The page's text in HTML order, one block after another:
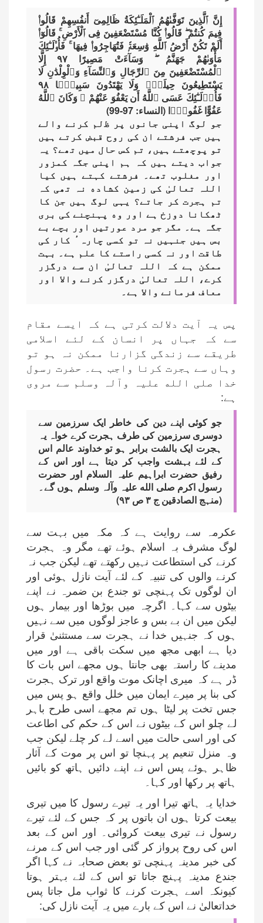
إِنَّ ٱلَّذِينَ تَوَفَّىٰهُمُ ٱلْمَلَـٰٓئِكَةُ ظَالِمِىٓ أَنفُسِهِمْ قَالُوا۟
فِيمَ كُنتُمْ ۖ قَالُوا۟ كُنَّا مُسْتَضْعَفِينَ فِى ٱلْأَرْضِ ۚ قَالُوٓا۟
أَلَمْ تَكُنْ أَرْضُ ٱللَّهِ وَٰسِعَةًۭ فَتُهَاجِرُوا۟ فِيهَا ۚ فَأُو۟لَـٰٓئِكَ
مَأْوَىٰهُمْ جَهَنَّمُ ۖ وَسَآءَتْ مَصِيرًا ۹۷ إِلَّا
ٱلْمُسْتَضْعَفِينَ مِنَ ٱلرِّجَالِ وَٱلنِّسَآءِ وَٱلْوِلْدَٰنِ لَا
يَسْتَطِيعُونَ حِيلَةًۭ وَلَا يَهْتَدُونَ سَبِيلًۭا ۹۸
فَأُو۟لَـٰٓئِكَ عَسَى ٱللَّهُ أَن يَعْفُوَ عَنْهُمْ ۚ وَكَانَ ٱللَّهُ
عَفُوًّا غَفُورًۭا (النساء: 97-99)
جو لوگ اپنی جانوں پر ﻇلم کرنے والے
ہیں جب فرشتے ان کی روح قبض کرتے ہیں
تو پوچھتے ہیں، تم کس حال میں تھے؟ یہ
جواب دیتے ہیں کہ ہم اپنی جگہ کمزور
اور مغلوب تھے۔ فرشتے کہتے ہیں کیا
اللہ تعالیٰ کی زمین کشاده نہ تھی کہ
تم ہجرت کر جاتے؟ یہی لوگ ہیں جن کا
ٹھکانا دوزخ ہے اور وه پہنچنے کی بری
جگہ ہے۔ مگر جو مرد عورتیں اور بچے بے
بس ہیں جنہیں نہ تو کسی چارہٴ کار کی
طاقت اور نہ کسی راستے کا علم ہے۔ بہت
ممکن ہے کہ اللہ تعالیٰ ان سے درگزر
کرے، اللہ تعالیٰ درگزر کرنے واﻻ اور
معاف فرمانے واﻻ ہے۔
پس یہ آیت دلالت کرتی ہے کہ ایسے مقام
سے کہ جہاں پر انسان کے لئے اسلامی
طریقے سے زندگی گزارنا ممکن نہ ہو تو
وہاں سے ہجرت کرنا واجب ہے۔ حضرت رسول
خدا صلی الله علیہ وآلہ وسلم سے مروی
ہے:
جو کوئی اپنے دین کی خاطر ایک سرزمین سے
دوسری سرزمین کی طرف ہجرت کرے خواہ یہ
ہجرت ایک بالشت برابر ہو تو خداوند عالم اس
کے لئے بہشت واجب کر دیتا ہے اور اس کے
رفیق حضرت ابراہیم علیہ السلام اور حضرت
رسول اکرم صلی الله علیہ وآلہ وسلم ہوں گے۔
(منہج الصادقین ج ۳ ص ۹۳)
عکرمہ سے روایت ہے کہ مکہ میں بہت سے
لوگ مشرف بہ اسلام ہوئے تھے مگر وہ ہجرت
کرنے کی استطاعت نہیں رکھتے تھے لیکن جب نہ
کرنے والوں کی تنبیہ کے لئے آیت نازل ہوئی اور
ان لوگوں تک پہنچی تو جندع بن ضمرہ نے اپنے
بیٹوں سے کہا۔ اگرچہ میں بوڑھا اور بیمار ہوں
لیکن میں ان بے بس و عاجز لوگوں میں سے نہیں
ہوں کہ جنہیں خدا نے ہجرت سے مستثنیٰ قرار
دیا ہے ابھی مجھ میں سکت باقی ہے اور میں
مدینے کا راستہ بھی جانتا ہوں مجھے اس بات کا
ڈر ہے کہ میری اچانک موت واقع اور ترک ہجرت
کی بنا پر میرے ایمان میں خلل واقع ہو پس میں
جس تخت پر لیٹا ہوں تم مجھے اسی طرح باہر
لے چلو اس کے بیٹوں نے اس کے حکم کی اطاعت
کی اور اسی حالت میں اسے لے کر چلے لیکن جب
وہ منزل تنعیم پر پہنچا تو اس پر موت کے آثار
ظاہر ہوئے پس اس نے اپنے دائیں ہاتھ کو بائیں
ہاتھ پر رکھا اور کہا۔
خدایا یہ ہاتھ تیرا اور یہ تیرے رسول کا میں تیری
بیعت کرتا ہوں ان باتوں پر کہ جس کے لئے تیرے
رسول نے تیری بیعت کروائی۔ اور اس کے بعد
اس کی روح پرواز کر گئی اور جب اس کے مرنے
کی خبر مدینہ پہنچی تو بعض صحابہ نے کہا اگر
جندع مدینہ پہنچ جاتا تو اس کے لئے بہتر ہوتا
کیونکہ اسے ہجرت کرنے کا ثواب مل جاتا پس
خداتعالیٰ نے اس کے بارے میں یہ آیت نازل کی: